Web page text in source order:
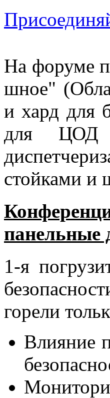
На форуме
шное"
и хард для
для ЦОД
стойками и
панельные
1-я
горели
Влияние